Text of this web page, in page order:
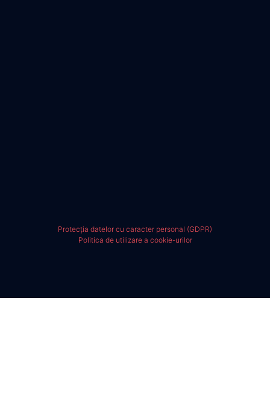
Protecția datelor cu caracter personal (GDPR)
Politica de utilizare a cookie-urilor